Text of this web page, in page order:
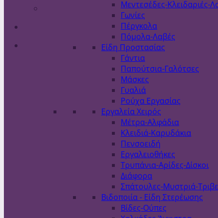
Μεντεσέδες-Κλειδαριές-
Γωνίες
Πέργκολα
Πόμολα-Λαβές
Είδη Προστασίας
Γάντια
Παπούτσια-Γαλότσες
Μάσκες
Γυαλιά
Ρούχα Εργασίας
Εργαλεία Χειρός
Μέτρα-Αλφάδια
Κλειδιά-Καρυδάκια
Πενσοειδή
Εργαλειοθήκες
Τρυπάνια-Αρίδες-Δίσκοι
Διάφορα
Σπάτουλες-Μυστριά-
Βιδοποιία - Είδη Στερέωσης
Βίδες-Ούπες